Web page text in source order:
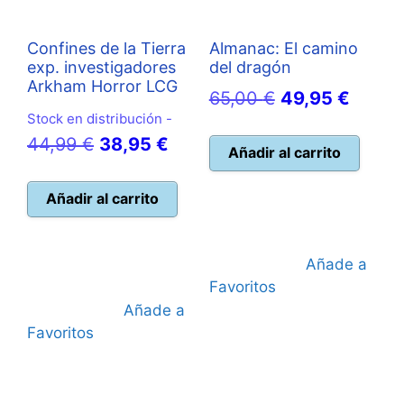
Confines de la Tierra
exp. investigadores
Arkham Horror LCG
Stock en distribución -
44,99€ El
original
era:
38,95 €
precio
es:
Añadir al carrito
Añade a
Favoritos
Almanac: El camino
del dragón
65,00€ El
original
era:
49,95 €El
es:
Añadir al carrito
Añade a
Favoritos